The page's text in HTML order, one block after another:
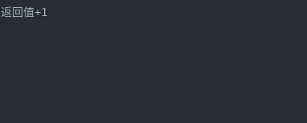
回值+1